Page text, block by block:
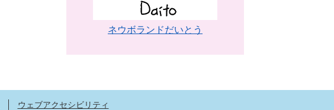
ネウボランドだいとう
ウェブアクセシビリティ